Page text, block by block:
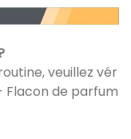
veuillez vér
Flacon de parfum